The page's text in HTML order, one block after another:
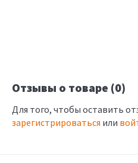
Отзывы о товаре (0)
Для того, чтобы оставить
зарегистрироваться или